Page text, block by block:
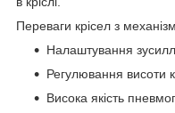
Переваги крісел з
Налаштування
Регулювання висоти
Висока якість